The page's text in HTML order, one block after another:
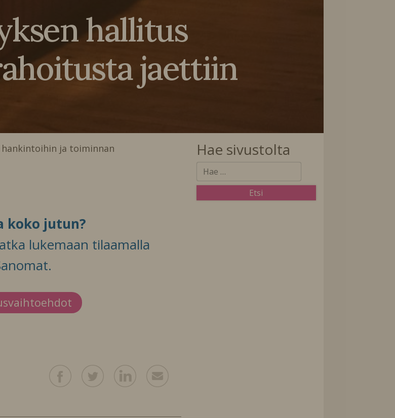
hallitus
jaettiin
ja toiminnan
koko jutun?
lukemaan tilaamalla
Hae sivustolta